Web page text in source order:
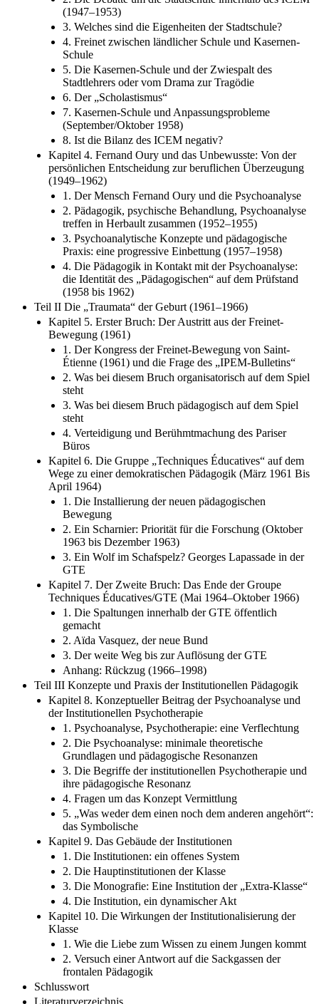
(1947–1953)
3. Welches sind die Eigenheiten der Stadtschule?
4. Freinet zwischen ländlicher Schule und Kasernen-
Schule
5. Die Kasernen-Schule und der Zwiespalt des
Stadtlehrers oder vom Drama zur Tragödie
6. Der „Scholastismus“
7. Kasernen-Schule und Anpassungsprobleme
(September/Oktober 1958)
8. Ist die Bilanz des ICEM negativ?
Kapitel 4. Fernand Oury und das Unbewusste: Von der
persönlichen Entscheidung zur beruflichen Überzeugung
(1949–1962)
1. Der Mensch Fernand Oury und die Psychoanalyse
2. Pädagogik, psychische Behandlung, Psychoanalyse
treffen in Herbault zusammen (1952–1955)
3. Psychoanalytische Konzepte und pädagogische
Praxis: eine progressive Einbettung (1957–1958)
4. Die Pädagogik in Kontakt mit der Psychoanalyse:
die Identität des „Pädagogischen“ auf dem Prüfstand
(1958 bis 1962)
Teil II Die „Traumata“ der Geburt (1961–1966)
Kapitel 5. Erster Bruch: Der Austritt aus der Freinet-
Bewegung (1961)
1. Der Kongress der Freinet-Bewegung von Saint-
Étienne (1961) und die Frage des „IPEM-Bulletins“
2. Was bei diesem Bruch organisatorisch auf dem Spiel
steht
3. Was bei diesem Bruch pädagogisch auf dem Spiel
steht
4. Verteidigung und Berühmtmachung des Pariser
Büros
Kapitel 6. Die Gruppe „Techniques Éducatives“ auf dem
Wege zu einer demokratischen Pädagogik (März 1961 Bis
April 1964)
1. Die Installierung der neuen pädagogischen
Bewegung
2. Ein Scharnier: Priorität für die Forschung (Oktober
1963 bis Dezember 1963)
3. Ein Wolf im Schafspelz? Georges Lapassade in der
GTE
Kapitel 7. Der Zweite Bruch: Das Ende der Groupe
Techniques Éducatives/GTE (Mai 1964–Oktober 1966)
1. Die Spaltungen innerhalb der GTE öffentlich
gemacht
2. Aïda Vasquez, der neue Bund
3. Der weite Weg bis zur Auflösung der GTE
Anhang: Rückzug (1966–1998)
Teil III Konzepte und Praxis der Institutionellen Pädagogik
Kapitel 8. Konzeptueller Beitrag der Psychoanalyse und
der Institutionellen Psychotherapie
1. Psychoanalyse, Psychotherapie: eine Verflechtung
2. Die Psychoanalyse: minimale theoretische
Grundlagen und pädagogische Resonanzen
3. Die Begriffe der institutionellen Psychotherapie und
ihre pädagogische Resonanz
4. Fragen um das Konzept Vermittlung
5. „Was weder dem einen noch dem anderen angehört“:
das Symbolische
Kapitel 9. Das Gebäude der Institutionen
1. Die Institutionen: ein offenes System
2. Die Hauptinstitutionen der Klasse
3. Die Monografie: Eine Institution der „Extra-Klasse“
4. Die Institution, ein dynamischer Akt
Kapitel 10. Die Wirkungen der Institutionalisierung der
Klasse
1. Wie die Liebe zum Wissen zu einem Jungen kommt
2. Versuch einer Antwort auf die Sackgassen der
frontalen Pädagogik
Schlusswort
Literaturverzeichnis